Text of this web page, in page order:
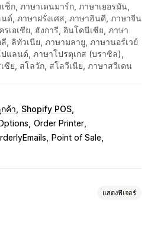
ช็ก, ภาษาเดนมาร์ก, ภาษาเยอรมัน,
ด์, ภาษาฝรั่งเศส, ภาษาฮินดี, ภาษาจีน
เอเชีย, ฮังการี, อินโดนีเซีย, ภาษา
ลิทัวเนีย, ภาษามลายู, ภาษานอร์เวย์
แลนด์, ภาษาโปรตุเกส (บราซิล),
ซีย, สโลวัก, สโลวีเนีย, ภาษาสวีเดน
ค้า
Shopify POS
Order Printer
Point of Sale
แสดงฟีเจอร์